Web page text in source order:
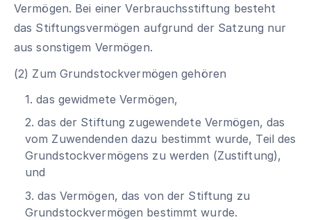
Vermögen. Bei einer Verbrauchsstiftung besteht
das Stiftungsvermögen aufgrund der Satzung nur
aus sonstigem Vermögen.
(2) Zum Grundstockvermögen gehören
1. das gewidmete Vermögen,
2. das der Stiftung zugewendete Vermögen, das
vom Zuwendenden dazu bestimmt wurde, Teil des
Grundstockvermögens zu werden (Zustiftung),
und
3. das Vermögen, das von der Stiftung zu
Grundstockvermögen bestimmt wurde.